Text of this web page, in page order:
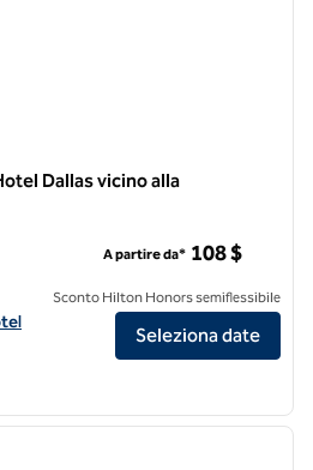
Dallas vicino alla
DoubleTree by Hilton Hotel Dallas Near
A partire da* 108 $
Sconto Hilton Honors semiflessibile
Seleziona date